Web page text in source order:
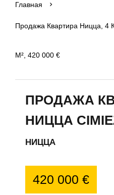
Главная
Продажа Квартира Ницца, 4
М², 420 000 €
ПРОДАЖА
НИЦЦА
НИЦЦА
420 000 €